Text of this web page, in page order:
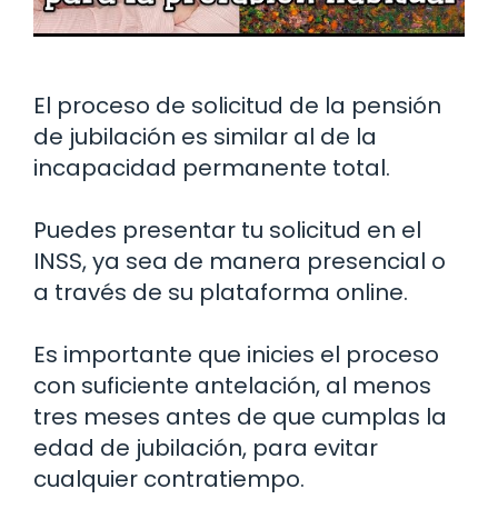
El proceso de solicitud de la pensión
de jubilación es similar al de la
incapacidad permanente total.
Puedes presentar tu solicitud en el
INSS, ya sea de manera presencial o
a través de su plataforma online.
Es importante que inicies el proceso
con suficiente antelación, al menos
tres meses antes de que cumplas la
edad de jubilación, para evitar
cualquier contratiempo.